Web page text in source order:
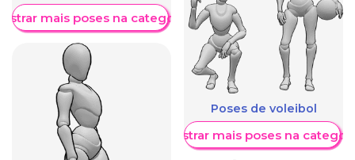
mais poses na categoria
Poses de voleibol
Mostrar mais poses na